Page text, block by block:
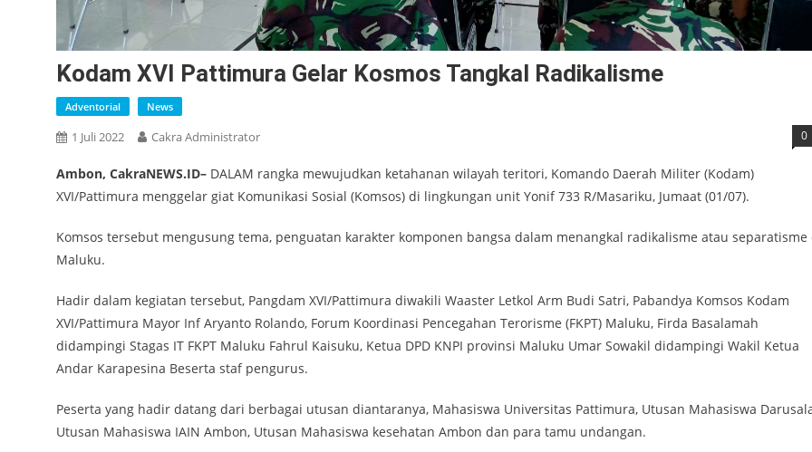
Kodam XVI Pattimura Gelar Kosmos Tangkal Radikalisme
Adventorial News
1 Juli 2022 Cakra Administrator 0
Ambon, CakraNEWS.ID– DALAM rangka mewujudkan ketahanan wilayah teritori, Komando Daerah Militer (Kodam)
XVI/Pattimura menggelar giat Komunikasi Sosial (Komsos) di lingkungan unit Yonif 733 R/Masariku, Jumaat (01/07).
Komsos tersebut mengusung tema, penguatan karakter komponen bangsa dalam menangkal radikalisme atau separatisme
Maluku.
Hadir dalam kegiatan tersebut, Pangdam XVI/Pattimura diwakili Waaster Letkol Arm Budi Satri, Pabandya Komsos Kodam
XVI/Pattimura Mayor Inf Aryanto Rolando, Forum Koordinasi Pencegahan Terorisme (FKPT) Maluku, Firda Basalamah
didampingi Stagas IT FKPT Maluku Fahrul Kaisuku, Ketua DPD KNPI provinsi Maluku Umar Sowakil didampingi Wakil Ketua
Andar Karapesina Beserta staf pengurus.
Peserta yang hadir datang dari berbagai utusan diantaranya, Mahasiswa Universitas Pattimura, Utusan Mahasiswa
Utusan Mahasiswa IAIN Ambon, Utusan Mahasiswa kesehatan Ambon dan para tamu undangan.